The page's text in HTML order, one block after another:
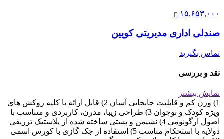
۱۵,۶۵۳,۰۰۰
صندلی اداری مدیریتی کویین
تماس بگیرید
نقد و بررسی
نمایش بیشتر
1) وزن کم و قابلیت جابجایی آسان 2) قابل ارائه با کلیه روکش های
ویژه کودک و نوجوان 3) طراحی زیبا، مدرن، کاربردی و متناسب با
اصول ارگونومی 4) نشیمن و پشتی ساخته شده از پلاستیک تزریقی
دولایه با استحکام مناسب 5) استفاده از جک گازی با کورس اسمی